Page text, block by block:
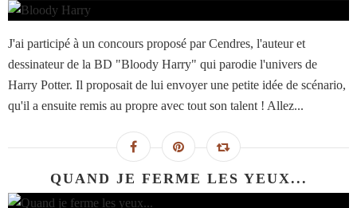
J'ai participé à un concours proposé par Cendres, l'auteur et
dessinateur de la BD "Bloody Harry" qui parodie l'univers de
Harry Potter. Il proposait de lui envoyer une petite idée de scénario,
qu'il a ensuite remis au propre avec tout son talent ! Allez...
QUAND JE FERME LES YEUX...